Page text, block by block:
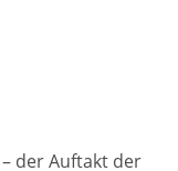
der Auftakt der